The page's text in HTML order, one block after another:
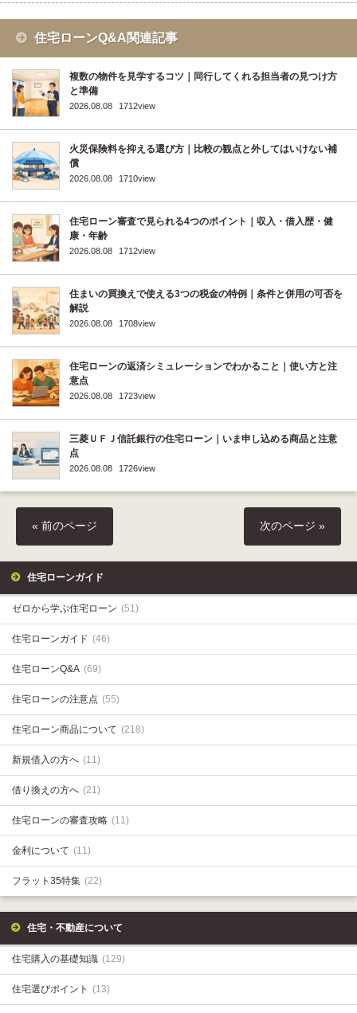
住宅ローンQ&A関連記事
複数の物件を見学するコツ｜同行してくれる担当者の見つけ方
と準備
2026.08.08 1712view
火災保険料を抑える選び方｜比較の観点と外してはいけない補
償
2026.08.08 1710view
住宅ローン審査で見られる4つのポイント｜収入・借入歴・健
康・年齢
2026.08.08 1712view
住まいの買換えで使える3つの税金の特例｜条件と併用の可否を
解説
2026.08.08 1708view
住宅ローンの返済シミュレーションでわかること｜使い方と注
意点
2026.08.08 1723view
三菱ＵＦＪ信託銀行の住宅ローン｜いま申し込める商品と注意
点
2026.08.08 1726view
« 前のページ 次のページ »
住宅ローンガイド
ゼロから学ぶ住宅ローン (51)
住宅ローンガイド (46)
住宅ローンQ&A (69)
住宅ローンの注意点 (55)
住宅ローン商品について (218)
新規借入の方へ (11)
借り換えの方へ (21)
住宅ローンの審査攻略 (11)
金利について (11)
フラット35特集 (22)
住宅・不動産について
住宅購入の基礎知識 (129)
住宅選びポイント (13)